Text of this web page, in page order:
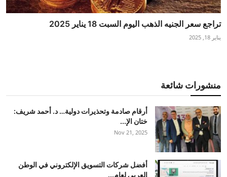
تراجع سعر الجنيه الذهب اليوم السبت 18 يناير 2025
يناير 18, 2025
منشورات شائعة
أرقام صادمة وتحذيرات دولية… د. أحمد شريف:
ختان الإ...
Nov 21, 2025
أفضل شركات التسويق الإلكتروني في الوطن
العربي لعام...